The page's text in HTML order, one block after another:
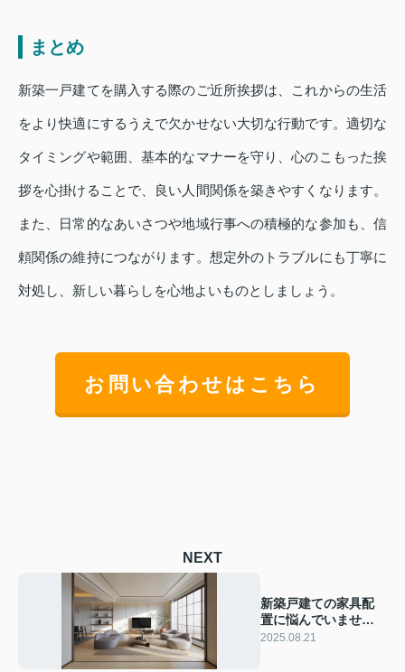
まとめ
新築一戸建てを購入する際のご近所挨拶は、これからの生活
をより快適にするうえで欠かせない大切な行動です。適切な
タイミングや範囲、基本的なマナーを守り、心のこもった挨
拶を心掛けることで、良い人間関係を築きやすくなります。
また、日常的なあいさつや地域行事への積極的な参加も、信
頼関係の維持につながります。想定外のトラブルにも丁寧に
対処し、新しい暮らしを心地よいものとしましょう。
お問い合わせはこちら
NEXT
新築戸建ての家具配
置に悩んでいません
か 家具の配置シミュ
2025.08.21